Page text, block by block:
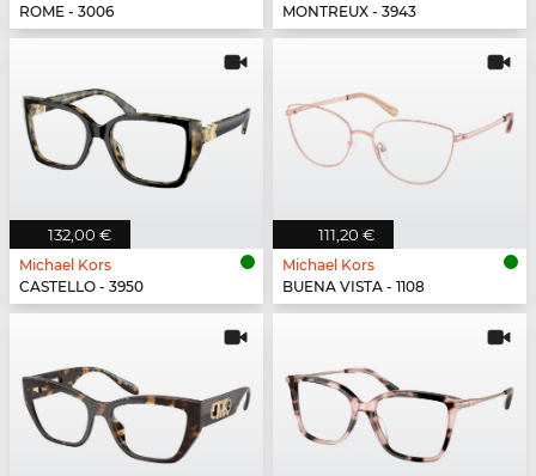
ROME - 3006
MONTREUX - 3943
132,00 €
Michael Kors
CASTELLO - 3950
111,20 €
Michael Kors
BUENA VISTA - 1108